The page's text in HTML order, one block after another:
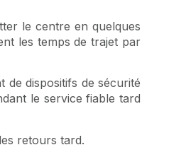
le centre en quelques
les temps de trajet par
de dispositifs de sécurité
le service fiable tard
retours tard.